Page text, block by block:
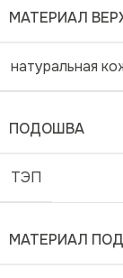
МАТЕРИАЛ
натуральная
ПОДОШВА
ТЭП
МАТЕРИАЛ